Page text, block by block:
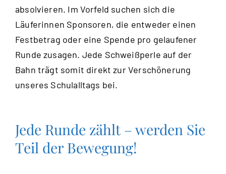
absolvieren. Im Vorfeld suchen sich die
Läuferinnen Sponsoren, die entweder einen
Festbetrag oder eine Spende pro gelaufener
Runde zusagen. Jede Schweißperle auf der
Bahn trägt somit direkt zur Verschönerung
unseres Schulalltags bei.
Jede Runde zählt – werden Sie
Teil der Bewegung!